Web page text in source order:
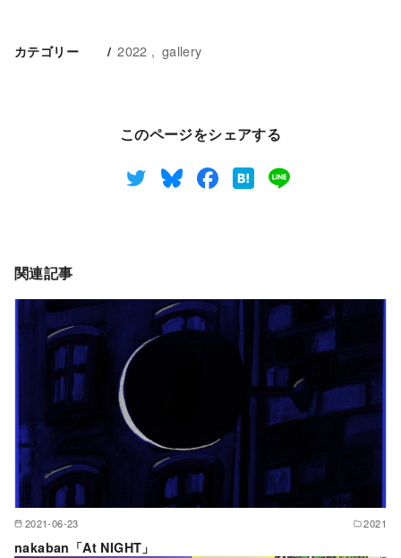
カテゴリー 2022 gallery
このページをシェアする
関連記事
2021-06-23 2021
nakaban「At NIGHT」